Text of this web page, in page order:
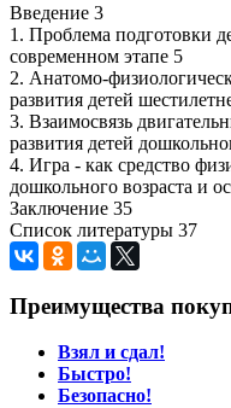
Введение 3
1. Проблема подготовки
современном этапе 5
2. Анатомо-
развития детей
3. Взаимосвязь
развития детей
4. Игра - как средство
дошкольного возраста и
Заключение 35
Список литературы 37
Преимущества
Взял и сдал!
Быстро!
Безопасно!